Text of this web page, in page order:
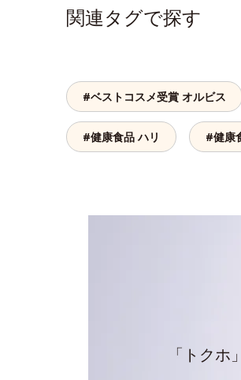
関連タグで探す
#ベストコスメ受賞 オルビス
#健康食品 ハリ #健康
「トク